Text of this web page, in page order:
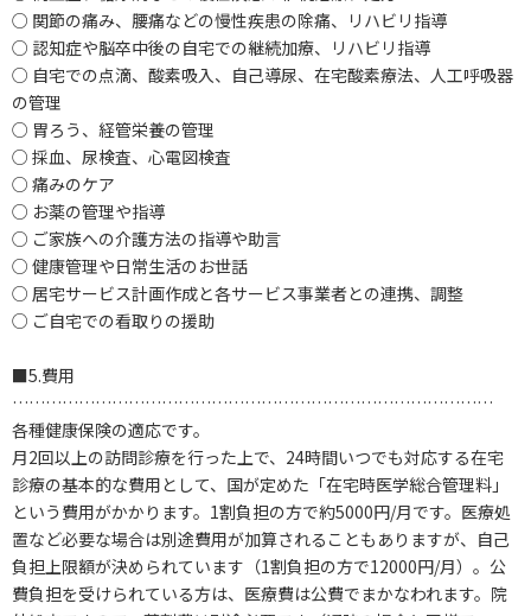
○ 関節の痛み、腰痛などの慢性疾患の除痛、リハビリ指導
○ 認知症や脳卒中後の自宅での継続加療、リハビリ指導
○ 自宅での点滴、酸素吸入、自己導尿、在宅酸素療法、人工呼吸器
の管理
○ 胃ろう、経管栄養の管理
○ 採血、尿検査、心電図検査
○ 痛みのケア
○ お薬の管理や指導
○ ご家族への介護方法の指導や助言
○ 健康管理や日常生活のお世話
○ 居宅サービス計画作成と各サービス事業者との連携、調整
○ ご自宅での看取りの援助
■5.費用
……………………………………………………………………………
各種健康保険の適応です。
月2回以上の訪問診療を行った上で、24時間いつでも対応する在宅
診療の基本的な費用として、国が定めた「在宅時医学総合管理料」
という費用がかかります。1割負担の方で約5000円/月です。医療処
置など必要な場合は別途費用が加算されることもありますが、自己
負担上限額が決められています（1割負担の方で12000円/月）。公
費負担を受けられている方は、医療費は公費でまかなわれます。院